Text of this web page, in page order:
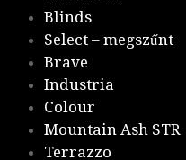
Blinds
Select – megszűnt
Brave
Industria
Colour
Mountain Ash STR
Terrazzo